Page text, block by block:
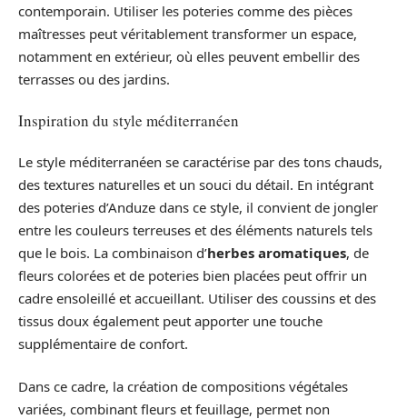
contemporain. Utiliser les poteries comme des pièces
maîtresses peut véritablement transformer un espace,
notamment en extérieur, où elles peuvent embellir des
terrasses ou des jardins.
Inspiration du style méditerranéen
Le style méditerranéen se caractérise par des tons chauds,
des textures naturelles et un souci du détail. En intégrant
des poteries d’Anduze dans ce style, il convient de jongler
entre les couleurs terreuses et des éléments naturels tels
que le bois. La combinaison d’herbes aromatiques, de
fleurs colorées et de poteries bien placées peut offrir un
cadre ensoleillé et accueillant. Utiliser des coussins et des
tissus doux également peut apporter une touche
supplémentaire de confort.
Dans ce cadre, la création de compositions végétales
variées, combinant fleurs et feuillage, permet non